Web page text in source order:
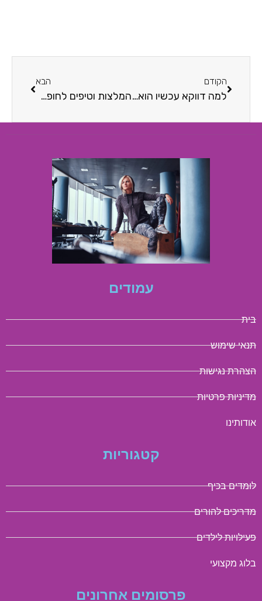
הקודם
למה דווקא עכשיו הוא הזמן המושלם לתכנן חופשה אונליין?
הבא
המלצות וטיפים לחופשה עם הילדים: בחרו לאן לטוס הפעם
עמודים
בית
תנאי שימוש
הצהרת נגישות
מדיניות פרטיות
אודותינו
קטגוריות
לומדים בכיף
מדריכים להורים
פעילויות לילדים
בלוג מקצועי
פרסומים אחרונים